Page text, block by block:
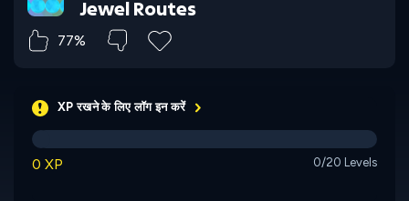
Jewel Routes
77%
XP रखने के लिए लॉग इन करें
0 XP 0/20 Levels